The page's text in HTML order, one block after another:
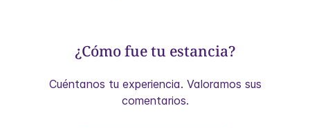
¿Cómo fue tu estancia?
Cuéntanos tu experiencia. Valoramos sus
comentarios.